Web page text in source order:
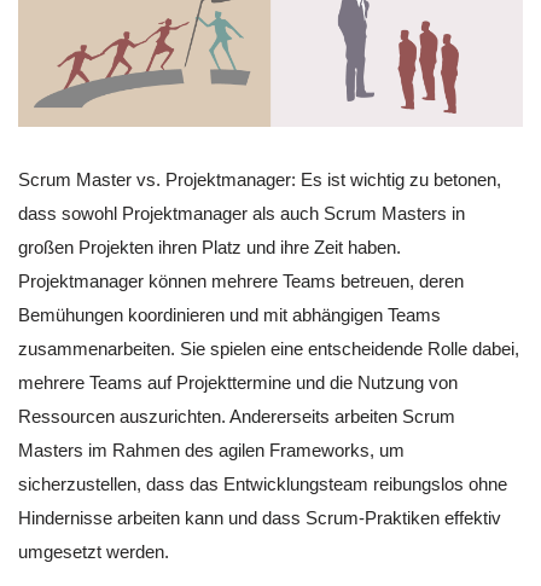
Scrum Master vs. Projektmanager: Es ist wichtig zu betonen,
dass sowohl Projektmanager als auch Scrum Masters in
großen Projekten ihren Platz und ihre Zeit haben.
Projektmanager können mehrere Teams betreuen, deren
Bemühungen koordinieren und mit abhängigen Teams
zusammenarbeiten. Sie spielen eine entscheidende Rolle dabei,
mehrere Teams auf Projekttermine und die Nutzung von
Ressourcen auszurichten. Andererseits arbeiten Scrum
Masters im Rahmen des agilen Frameworks, um
sicherzustellen, dass das Entwicklungsteam reibungslos ohne
Hindernisse arbeiten kann und dass Scrum-Praktiken effektiv
umgesetzt werden.